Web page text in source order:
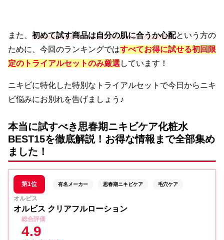
また、 初めて試す商品は自分の肌に合うか心配という方の
ために、今回のランキングではすべてお得に試せる初回限
定のトライアルセットのみ厳選 しています！
ニキビに特化した特別なトライアルセットで今日からニキ
ビ悩みにお別れを告げましょう♪
本当に試すべき思春期ニキビケア化粧水
BEST15を徹底解説！お得な情報まで全部集め
ました！
第1位 有名メーカー 思春期ニキビケア 毛穴ケア
オルビス
オルビス クリアフルローション
総合評価
4.9